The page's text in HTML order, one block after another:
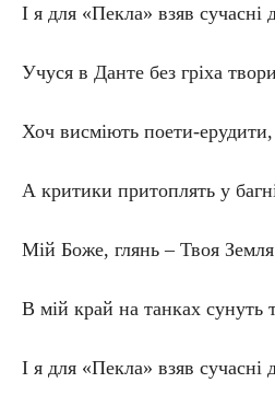
І я для «Пекла» взяв сучасні
Учуся в Данте без гріха
Хоч висміють поети-ерудити,
А критики притоплять у
Мій Боже, глянь – Твоя Земля
В мій край на танках сунуть
І я для «Пекла» взяв сучасні